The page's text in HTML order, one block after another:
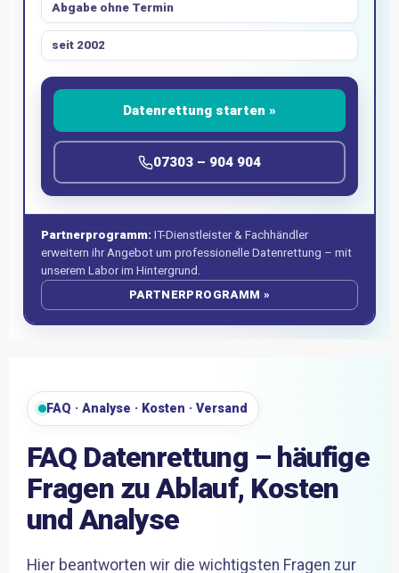
Abgabe ohne Termin
seit 2002
Datenrettung starten »
07303 – 904 904
Partnerprogramm: IT-Dienstleister & Fachhändler
erweitern ihr Angebot um professionelle Datenrettung – mit
unserem Labor im Hintergrund.
PARTNERPROGRAMM »
FAQ · Analyse · Kosten · Versand
FAQ Datenrettung – häufige
Fragen zu Ablauf, Kosten
und Analyse
Hier beantworten wir die wichtigsten Fragen zur